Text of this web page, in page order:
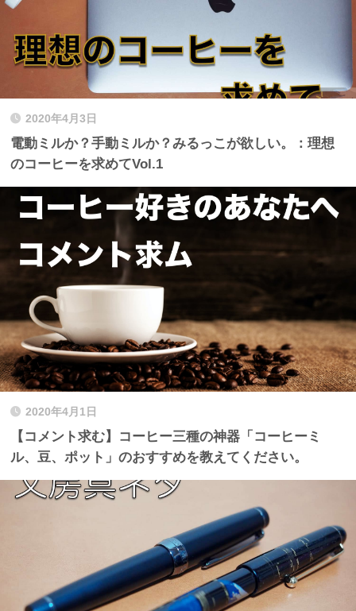
2020年4月3日
電動ミルか？手動ミルか？みるっこが欲しい。：理想
のコーヒーを求めてVol.1
2020年4月1日
【コメント求む】コーヒー三種の神器「コーヒーミ
ル、豆、ポット」のおすすめを教えてください。